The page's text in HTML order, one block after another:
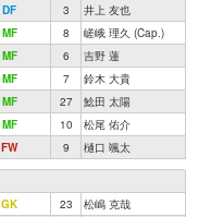
DF 3
井上 友也
MF 8
嵯峨 理久 (Cap.)
MF 6
吉野 蓮
MF 7
鈴木 大貴
MF 27
鯰田 太陽
MF 10
松尾 佑介
FW 9 樋口 颯太
GK 23
松嶋 克哉